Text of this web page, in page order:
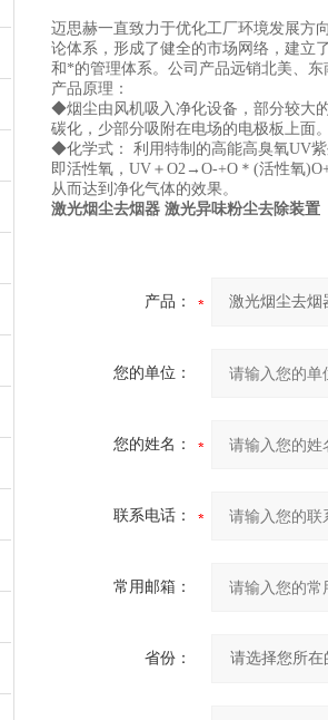
迈思赫一直致力于优化工厂环境发展方
论体系，形成了健全的市场网络，建立
和*的管理体系。公司产品远销北美、东
产品原理：
◆烟尘由风机吸入净化设备，部分较大
碳化，少部分吸附在电场的电极板上面
◆化学式： 利用特制的高能高臭氧UV
即活性氧，UV＋O2→O-+O＊(活性氧
从而达到净化气体的效果。
激光烟尘去烟器 激光异味粉尘去除装置
产品：
您的单位：
您的姓名：
联系电话：
常用邮箱：
省份：